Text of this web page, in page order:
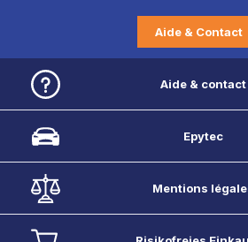
Aide & Contact
Aide & contact
Epytec
Mentions